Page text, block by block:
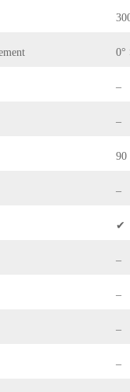
0°
–
–
90
–
✔
–
–
–
–